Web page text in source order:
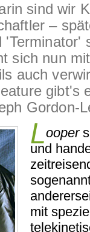
sind wir
–
sich nun
auch
gibt's
Gordon-
Looper
und
mit